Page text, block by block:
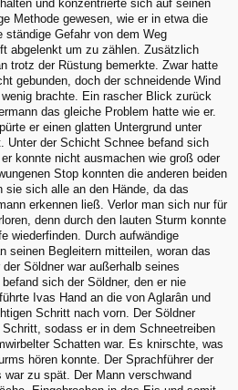
und konzentrierte sich auf seinen
Methode gewesen, wie er in etwa die
Gefahr von dem Weg
abgelenkt um zu zählen. Zusätzlich
trotz der Rüstung bemerkte. Zwar hatte
gebunden, doch der schneidende Wind
brachte. Ein rascher Blick zurück
das gleiche Problem hatte wie er.
er einen glatten Untergrund unter
Unter der Schicht Schnee befand sich
konnte nicht ausmachen wie groß oder
Stop konnten die anderen beiden
sie sich alle an den Hände, da das
erkennen ließ. Verlor man sich nur für
denn durch den lauten Sturm konnte
wiederfinden. Durch aufwändige
seinen Begleitern mitteilen, woran das
Söldner war außerhalb seines
sich der Söldner, den er nie
Ivas Hand an die von Aglarân und
Schritt nach vorn. Der Söldner
sodass er in dem Schneetreiben
Schatten war. Es knirschte, was
hören konnte. Der Sprachführer der
zu spät. Der Mann verschwand